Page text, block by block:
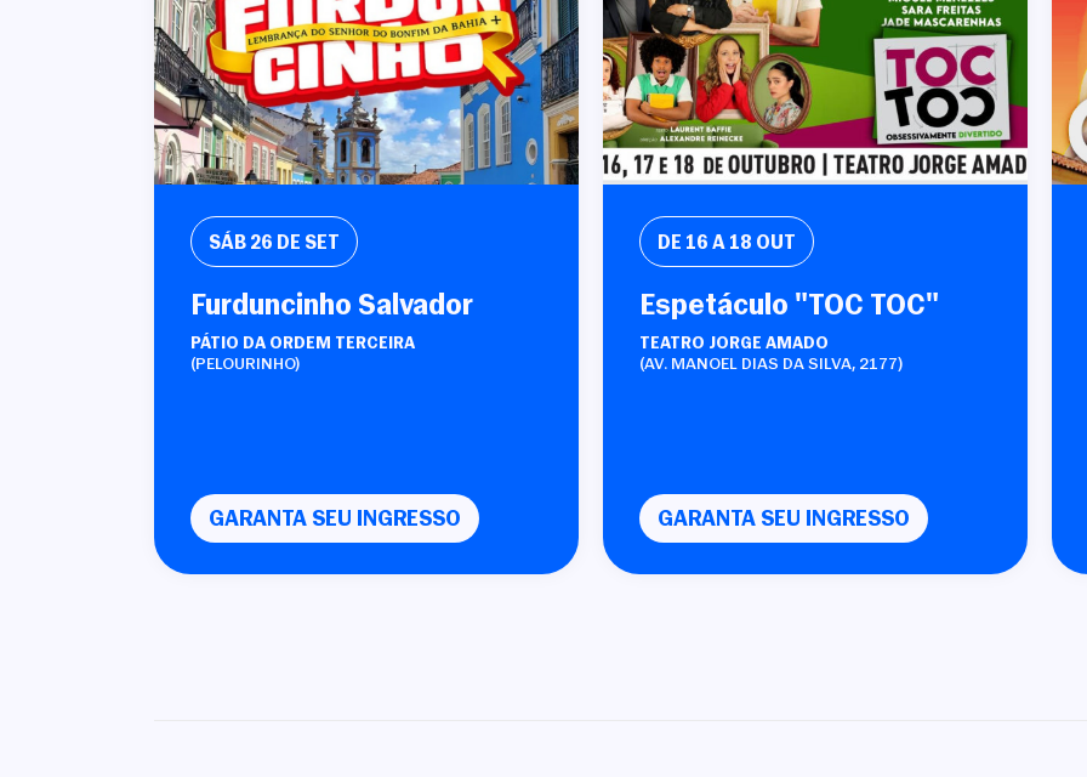
SÁB 26 DE SET
Furduncinho Salvador
PÁTIO DA ORDEM TERCEIRA
(PELOURINHO)
GARANTA SEU INGRESSO
DE 16 A 18 OUT
Espetáculo "TOC TOC"
TEATRO JORGE AMADO
(AV. MANOEL DIAS DA SILVA, 2177)
GARANTA SEU INGRESSO